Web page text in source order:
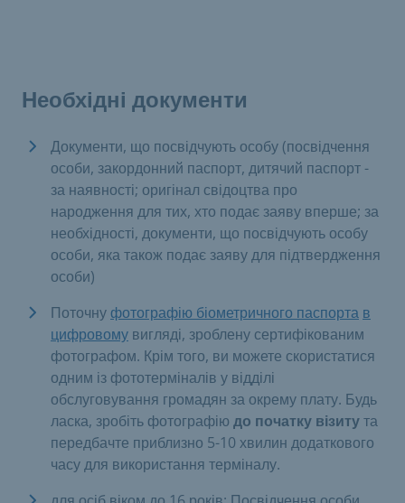
Необхідні документи
Документи, що посвідчують особу (посвідчення
особи, закордонний паспорт, дитячий паспорт -
за наявності; оригінал свідоцтва про
народження для тих, хто подає заяву вперше; за
необхідності, документи, що посвідчують особу
особи, яка також подає заяву для підтвердження
особи)
Поточнуфотографію біометричного паспорта в
цифровому вигляді, зроблену сертифікованим
фотографом. Крім того, ви можете скористатися
одним із фототерміналів у відділі
обслуговування громадян за окрему плату. Будь
ласка, зробіть фотографію до початку візитута
передбачте приблизно 5-10 хвилин додаткового
часу для використання терміналу.